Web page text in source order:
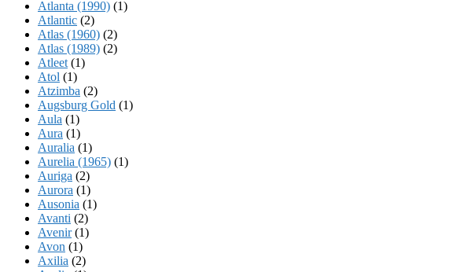
Atlanta (1990) (1)
Atlantic (2)
Atlas (1960) (2)
Atlas (1989) (2)
Atleet (1)
Atol (1)
Atzimba (2)
Augsburg Gold (1)
Aula (1)
Aura (1)
Auralia (1)
Aurelia (1965) (1)
Auriga (2)
Aurora (1)
Ausonia (1)
Avanti (2)
Avenir(1)
Avon (1)
Axilia (2)